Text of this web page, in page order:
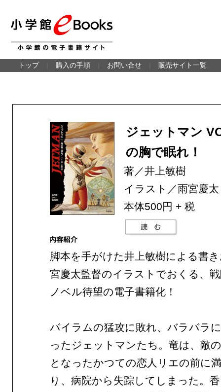
トップ 購入の手順 お問い合せ 販売サイト一覧
ジェットマン
の胸で眠れ！
著／井上敏樹
イラスト／雨宮慶太
本体500円 + 税
脚本を手がけた井上敏樹による書
宮慶太監督のイラストでおくる、
ノベル待望の電子書籍化！
バイラムの猛攻に敗れ、バラバラ
ったジェットマンたち。竜は、敵
となったかつての恋人リエの前に
り、病院から失踪してしまった。